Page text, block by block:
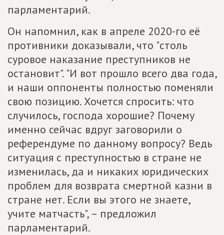
парламентарий.
Он напомнил, как в апреле 2020-го её
противники доказывали, что "столь
суровое наказание преступников не
остановит". "И вот прошло всего два года,
и наши оппоненты полностью поменяли
свою позицию. Хочется спросить: что
случилось, господа хорошие? Почему
именно сейчас вдруг заговорили о
референдуме по данному вопросу? Ведь
ситуация с преступностью в стране не
изменилась, да и никаких юридических
проблем для возврата смертной казни в
стране нет. Если вы этого не знаете,
учите матчасть", – предложил
парламентарий.